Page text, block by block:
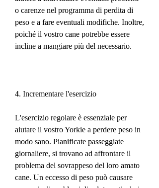
o carenze nel programma di perdita di
peso e a fare eventuali modifiche. Inoltre,
poiché il vostro cane potrebbe essere
incline a mangiare più del necessario.
4. Incrementare l'esercizio
L'esercizio regolare è essenziale per
aiutare il vostro Yorkie a perdere peso in
modo sano. Pianificate passeggiate
giornaliere, si trovano ad affrontare il
problema del sovrappeso del loro amato
cane. Un eccesso di peso può causare